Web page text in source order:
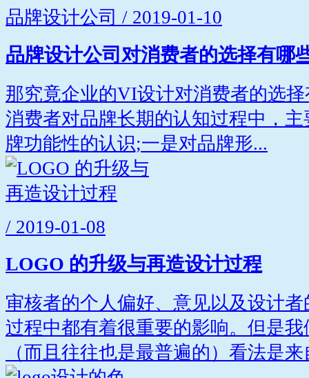
品牌设计公司 / 2019-01-10
品牌设计公司对消费者的选择有哪
那究竟企业的VI设计对消费者的选
消费者对品牌长期的认知过程中，
牌功能性的认识;一是对品牌形...
/ 2019-01-08
LOGO 的升级与再造设计过程
审核者的个人偏好、意见以及设计
过程中都有着很重要的影响。但是
（而且往往也是最普遍的）看法是来